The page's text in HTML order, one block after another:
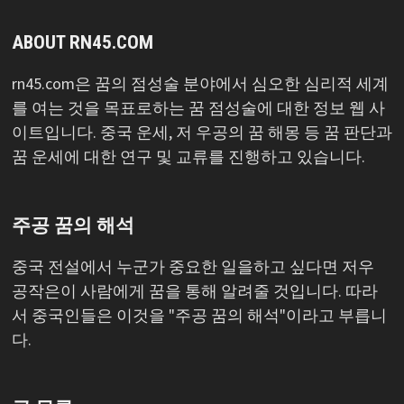
ABOUT RN45.COM
rn45.com은 꿈의 점성술 분야에서 심오한 심리적 세계
를 여는 것을 목표로하는 꿈 점성술에 대한 정보 웹 사
이트입니다. 중국 운세, 저 우공의 꿈 해몽 등 꿈 판단과
꿈 운세에 대한 연구 및 교류를 진행하고 있습니다.
주공 꿈의 해석
중국 전설에서 누군가 중요한 일을하고 싶다면 저우
공작은이 사람에게 꿈을 통해 알려줄 것입니다. 따라
서 중국인들은 이것을 "주공 꿈의 해석"이라고 부릅니
다.